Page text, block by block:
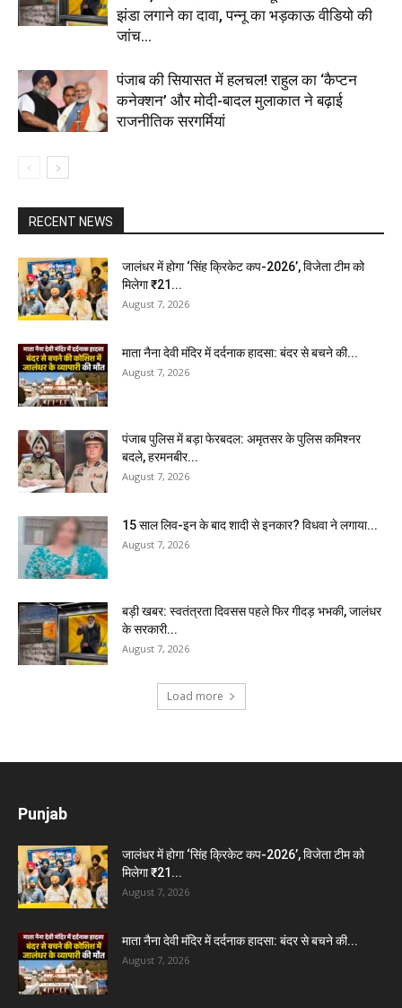
झंडा लगाने का दावा, पन्नू का भड़काऊ वीडियो की
जांच...
पंजाब की सियासत में हलचल! राहुल का ‘कैप्टन
कनेक्शन’ और मोदी-बादल मुलाकात ने बढ़ाई
राजनीतिक सरगर्मियां
RECENT NEWS
जालंधर में होगा ‘सिंह क्रिकेट कप-2026’, विजेता टीम को
मिलेगा ₹21...
August 7, 2026
माता नैना देवी मंदिर में दर्दनाक हादसा: बंदर से बचने की...
August 7, 2026
पंजाब पुलिस में बड़ा फेरबदल: अमृतसर के पुलिस कमिश्नर
बदले, हरमनबीर...
August 7, 2026
15 साल लिव-इन के बाद शादी से इनकार? विधवा ने लगाया...
August 7, 2026
बड़ी खबर: स्वतंत्रता दिवसस पहले फिर गीदड़ भभकी, जालंधर
के सरकारी...
August 7, 2026
Load more
Punjab
जालंधर में होगा ‘सिंह क्रिकेट कप-2026’, विजेता टीम को
मिलेगा ₹21...
August 7, 2026
माता नैना देवी मंदिर में दर्दनाक हादसा: बंदर से बचने की...
August 7, 2026